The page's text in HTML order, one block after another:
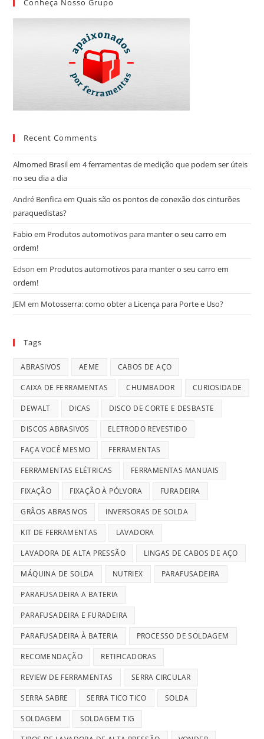
Conheça Nosso Grupo
Recent Comments
Almomed Brasilem4 ferramentas de medição que podem ser úteis
no seu dia a dia
André BenficaemQuais são os pontos de conexão dos cinturões
paraquedistas?
Fabio em Produtos automotivos para manter o seu carro em
ordem!
Edson em Produtos automotivos para manter o seu carro em
ordem!
JEM em Motosserra: como obter a Licença para Porte e Uso?
Tags
ABRASIVOS AEME CABOS DE AÇO
CAIXA DE FERRAMENTAS CHUMBADOR CURIOSIDADE
DEWALT DICAS DISCO DE CORTE E DESBASTE
DISCOS ABRASIVOS ELETRODO REVESTIDO
FAÇA VOCÊ MESMO FERRAMENTAS
FERRAMENTAS ELÉTRICAS FERRAMENTAS MANUAIS
FIXAÇÃO FIXAÇÃO À PÓLVORA FURADEIRA
GRÃOS ABRASIVOS INVERSORAS DE SOLDA
KIT DE FERRAMENTAS LAVADORA
LAVADORA DE ALTA PRESSÃO LINGAS DE CABOS DE AÇO
MÁQUINA DE SOLDA NUTRIEX PARAFUSADEIRA
PARAFUSADEIRA A BATERIA
PARAFUSADEIRA E FURADEIRA
PARAFUSADEIRA À BATERIA PROCESSO DE SOLDAGEM
RECOMENDAÇÃO RETIFICADORAS
REVIEW DE FERRAMENTAS SERRA CIRCULAR
SERRA SABRE SERRA TICO TICO SOLDA
SOLDAGEM SOLDAGEM TIG